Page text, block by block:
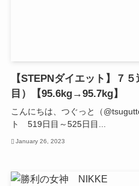
【STEPNダイエット】７
目）【95.6kg→95.7kg】
こんにちは、つぐっと（
ト 519日目～525日目...
January 26, 2023